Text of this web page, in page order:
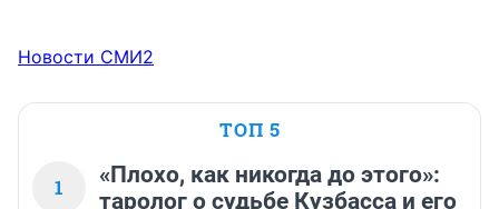
Новости СМИ2
ТОП 5
1
«Плохо, как никогда до этого»:
таролог о судьбе Кузбасса и его